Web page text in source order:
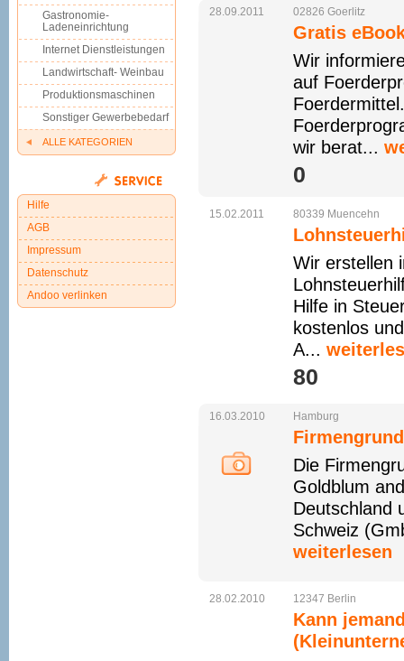
28.09.2011 02826 Goerlitz
Gratis
Wir
auf
wir berat...
0 
15.02.2011 80339 Muencehn
Wir erstellen
Hilfe in
kostenlos
A...
80 
16.03.2010 Hamburg
Die
Goldblum
Deutschland
Schweiz
weiterlesen
28.02.2010 12347 Berlin
Kann
Gastronomie-
Ladeneinrichtung
Internet Dienstleistungen
Landwirtschaft- Weinbau
Produktionsmaschinen
Sonstiger Gewerbebedarf
ALLE KATEGORIEN
Hilfe
AGB
Impressum
Datenschutz
Andoo verlinken